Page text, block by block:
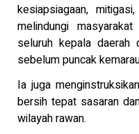
kesiapsiagaan,
melindungi
seluruh kepala daerah
sebelum puncak
Ia juga
bersih tepat sasaran
wilayah rawan.